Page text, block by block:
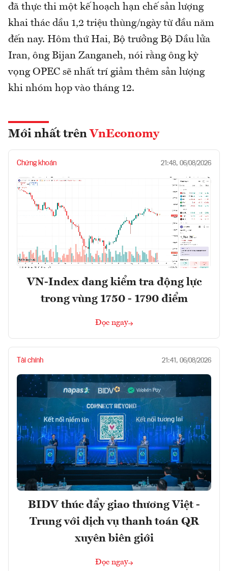
đã thực thi một kế hoạch hạn chế sản lượng
khai thác dầu 1,2 triệu thùng/ngày từ đầu năm
đến nay. Hôm thứ Hai, Bộ trưởng Bộ Dầu lửa
Iran, ông Bijan Zanganeh, nói rằng ông kỳ
vọng OPEC sẽ nhất trí giảm thêm sản lượng
khi nhóm họp vào tháng 12.
Mới nhất trên VnEconomy
Chứng khoán 21:48, 06/08/2026
VN-Index đang kiểm tra động lực
trong vùng 1750 - 1790 điểm
Đọc ngay
Tài chính 21:41, 06/08/2026
BIDV thúc đẩy giao thương Việt -
Trung với dịch vụ thanh toán QR
xuyên biên giới
Đọc ngay